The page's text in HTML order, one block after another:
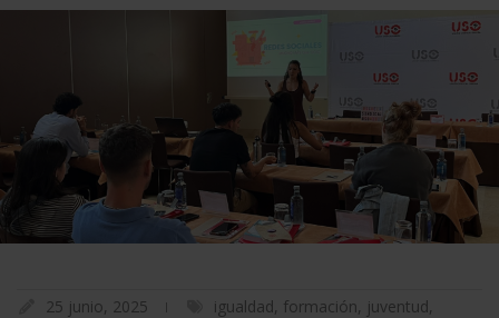
25 junio, 2025 igualdad, formación, juventud,